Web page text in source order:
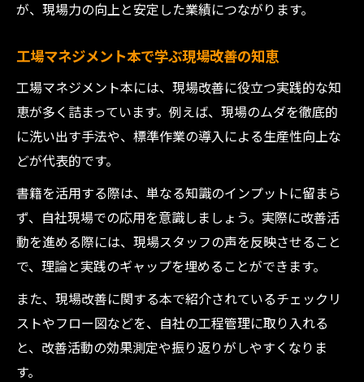
が、現場力の向上と安定した業績につながります。
工場マネジメント本で学ぶ現場改善の知恵
工場マネジメント本には、現場改善に役立つ実践的な知
恵が多く詰まっています。例えば、現場のムダを徹底的
に洗い出す手法や、標準作業の導入による生産性向上な
どが代表的です。
書籍を活用する際は、単なる知識のインプットに留まら
ず、自社現場での応用を意識しましょう。実際に改善活
動を進める際には、現場スタッフの声を反映させること
で、理論と実践のギャップを埋めることができます。
また、現場改善に関する本で紹介されているチェックリ
ストやフロー図などを、自社の工程管理に取り入れる
と、改善活動の効果測定や振り返りがしやすくなりま
す。